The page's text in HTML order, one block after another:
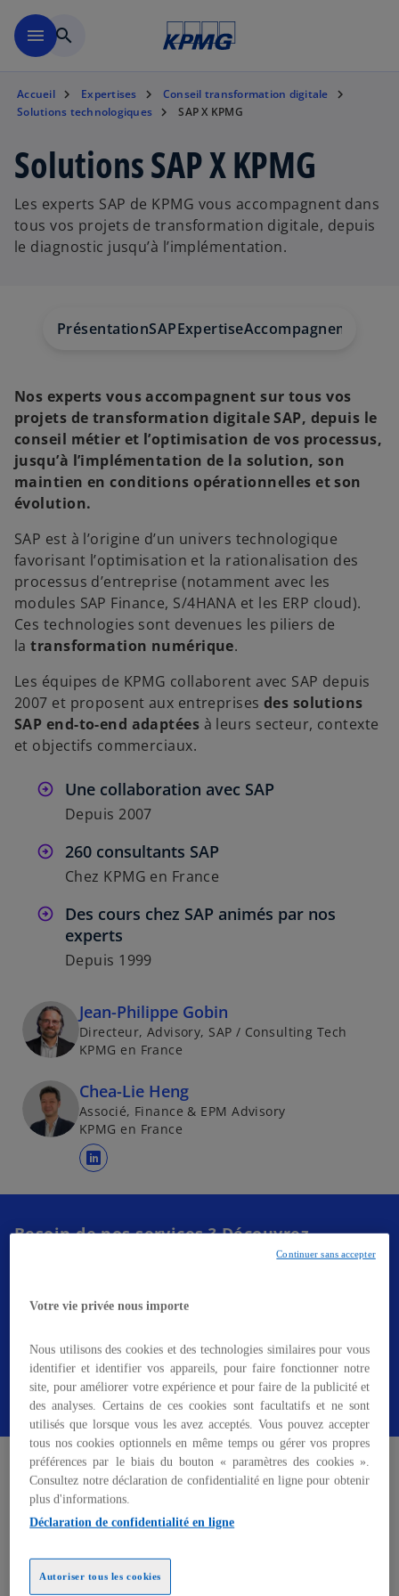
menu search
Accueil Expertises
Conseil transformation digitale
Solutions technologiques
SAP X KPMG
Solutions SAP X KPMG
Les experts SAP de KPMG vous accompagnent dans
tous vos projets de transformation digitale, depuis
le diagnostic jusqu’à l’implémentation.
PrésentationSAPExpertiseAccompagnement
Nos experts vous accompagnent sur tous vos
projets de transformation digitale SAP, depuis le
conseil métier et l’optimisation de vos processus,
jusqu’à l’implémentation de la solution, son
maintien en conditions opérationnelles et son
évolution.
SAP est à l’origine d’un univers technologique
favorisant l’optimisation et la rationalisation des
processus d’entreprise (notamment avec les
modules SAP Finance, S/4HANA et les ERP cloud).
Ces technologies sont devenues les piliers de
latransformation numérique.
Les équipes de KPMG collaborent avec SAP depuis
2007 et proposent aux entreprises des solutions
SAP end-to-end adaptées à leurs secteur, contexte
et objectifs commerciaux.
Une collaboration avec SAP
Depuis 2007
260 consultants SAP
Chez KPMG en France
Des cours chez SAP animés par nos
experts
Depuis 1999
Jean-Philippe Gobin
Directeur, Advisory, SAP / Consulting Tech
KPMG en France
Chea-Lie Heng
Associé, Finance & EPM Advisory​
KPMG en France
s
u
e
d
n
s
u
n
n
o
u
v
e
o
Besoin de nos services ? Découvrez
comment nos équipes font la différence
ensemble vos défis.​
Contactez-nous
SAP : leader des logiciels de
gestion et de maintenance
Fondée en 1972 avec 5 personnes, SAP est
devenuele leader mondial des applications
Votre vie privée nous importe
Nous utilisons des cookies et des technologies similaires pour vous
identifier et identifier vos appareils, pour faire fonctionner notre
site, pour améliorer votre expérience et pour faire de la publicité et
des analyses. Certains de ces cookies sont facultatifs et ne sont
utilisés que lorsque vous les avez acceptés. Vous pouvez accepter
tous nos cookies optionnels en même temps ou gérer vos propres
préférences par le biais du bouton « paramètres des cookies ».
Consultez notre déclaration de confidentialité en ligne pour obtenir
plus d'informations.
Déclaration de confidentialité en ligne
Autoriser tous les cookies
Continuer sans accepter